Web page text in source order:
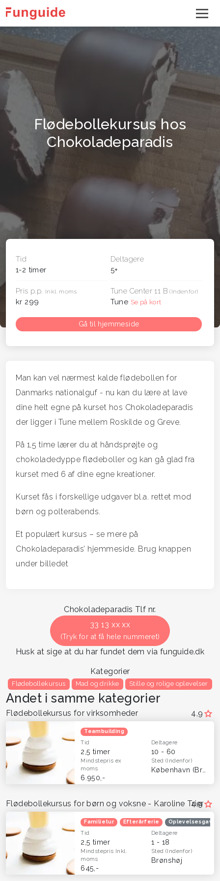
Flødebollekursus hos
Chokoladeparadis
Tid
1-2 timer
Deltagere
5+
Pris p.p. Inkl. moms
kr 299
Tune Center 11 B(Indenfor)
Tune Se på kort
Gå til hjemmeside
Man kan vel nærmest kalde flødebollen for
Danmarks nationalguf - nu kan du lære at lave
dine helt egne på kurset hos Chokoladeparadis
der ligger i Tune mellem Roskilde og Greve.
På 1,5 time lærer du at håndsprøjte og
chokoladedyppe flødeboller og kan gå glad fra
kurset med 6 af dine egne kreationer.
Kurset fås i forskellige udgaver bl.a. rettet mod
børn og polterabends.
Et populært kursus – se mere på
Chokoladeparadis’ hjemmeside. Brug knappen
under billedet
Chokoladeparadis Tlf nr.
33 13 xx xx
(Tryk for at få hele nummeret)
Husk at sige at du har fundet dem via funguide.dk
Kategorier
Flødebollekursus Mad og drikke Stille og rolige oplevelser
Andet i samme kategorier
4,9
Flødebollekursus for virksomheder
Teambuilding
Tid
2,5 timer
Deltagere
10 - 60
Mindstepris ex
moms
6.950,-
Sted(Indenfor)
4,9
Flødebollekursus for børn og voksne - Karoline Trier
Familietur Efterårferie
Tid
2,5 timer
Deltagere
1 - 18
Mindstepris Inkl.
moms
645,-
Sted(Indenfor)
Brønshøj